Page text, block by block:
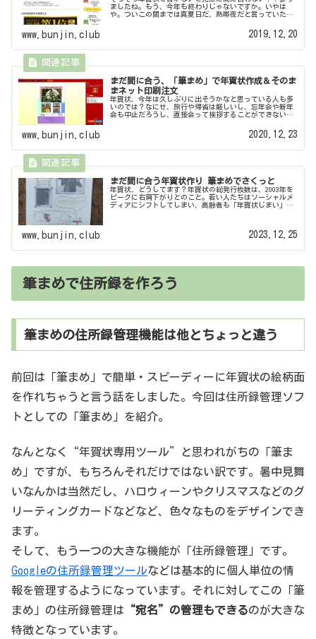
ましたね。もう、今年も終わりじゃないですか。いやは
や。ついこの間までは真夏日だ、熱帯夜だと言っていたの
www.bunjin.club 2019.12.20
まだ間に合う、「筆まめ」で年賀状作成＆そのま
まネット印刷注文
年賀状、今年は久しぶりに出そうかなと思っている人も多
いのでは？なにせ、旅行や帰省は厳しいし、忘年会や新年
会も中止だろうし、直接会って挨拶することができないと
www.bunjin.club 2020.12.23
まだ間に合う年賀状作り 筆まめでさくっと
年賀状、どうしてます？年賀状の総発行枚数は、2003年を
ピークに右肩下がりとのこと。若い人たちはソーシャルメ
ディアにシフトしてしまい、高齢者も「年賀状じまい」す
www.bunjin.club 2023.12.25
筆まめで住所録を作ろう
筆まめの住所録管理機能は他とちょっと違う
前回は「筆まめ」で簡単・スピーディーに年賀状の絵柄面
を作れちゃうと言う話をしました。今回は住所録管理ソフ
トとしての「筆まめ」を紹介。
なんとなく“年賀状専用ツール”と思われがちの「筆ま
め」ですが、もちろんそれだけではない訳です。暑中見舞
いなんかは当然だし、ハロウィーンやクリスマスなどのグ
リーティングカードなどなど、色々なものをデザインでき
ます。
そして、もう一つの大きな機能が「住所録管理」です。
Googleの住所録管理ツールなどは基本的に個人単位の情
報を管理するようになっています。それに対してこの「筆
まめ」の住所録管理は “宛名”の管理もできるのが大きな
特徴となっています。